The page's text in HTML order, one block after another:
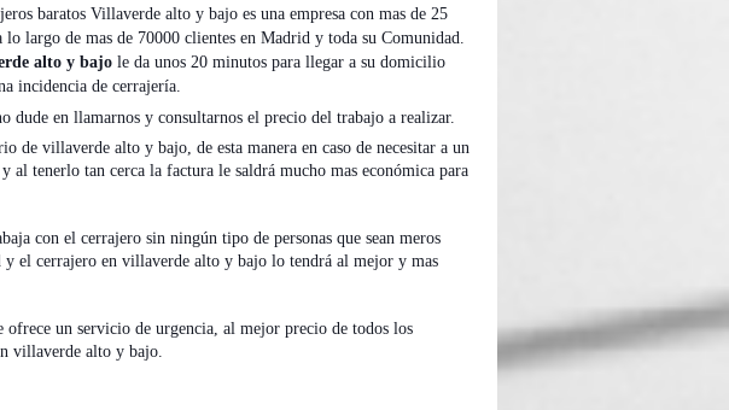
baratos Villaverde alto y bajo es una empresa con mas de 25
largo de mas de 70000 clientes en Madrid y toda su Comunidad.
alto y bajo le da unos 20 minutos para llegar a su domicilio
incidencia de cerrajería.
dude en llamarnos y consultarnos el precio del trabajo a realizar.
de villaverde alto y bajo, de esta manera en caso de necesitar a un
tenerlo tan cerca la factura le saldrá mucho mas económica para
con el cerrajero sin ningún tipo de personas que sean meros
el cerrajero en villaverde alto y bajo lo tendrá al mejor y mas
ofrece un servicio de urgencia, al mejor precio de todos los
villaverde alto y bajo.